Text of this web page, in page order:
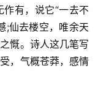
有，说它“一去不
;仙去楼空，唯余天
慨。诗人这几笔写
，气概苍莽，感情